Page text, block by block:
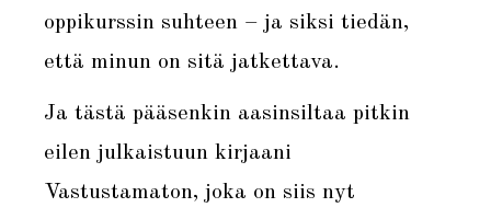
oppikurssin suhteen – ja siksi tiedän,
että minun on sitä jatkettava.
Ja tästä pääsenkin aasinsiltaa pitkin
eilen julkaistuun kirjaani
Vastustamaton, joka on siis nyt